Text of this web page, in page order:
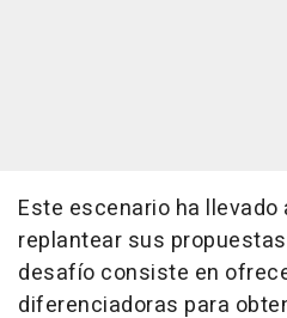
Este escenario ha
replantear sus
desafío consiste en
diferenciadoras para